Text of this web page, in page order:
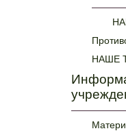
НАШЕ